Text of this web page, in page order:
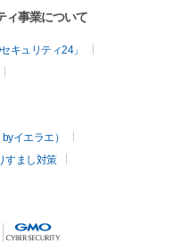
ィ事業について
キュリティ24」
イエラエ）
すまし対策